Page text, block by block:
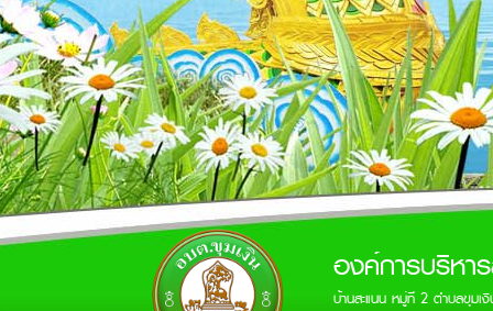
องค์การบริหา
บ้านสะแนน หมู่ที่ 2 ตำบลขุมเ